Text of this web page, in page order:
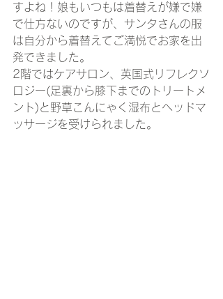
すよね！娘もいつもは着替えが嫌で嫌
で仕方ないのですが、サンタさんの服
は自分から着替えてご満悦でお家を出
発できました。
2階ではケアサロン、英国式リフレクソ
ロジー(足裏から膝下までのトリートメ
ント)と野草こんにゃく湿布とヘッドマ
ッサージを受けられました。